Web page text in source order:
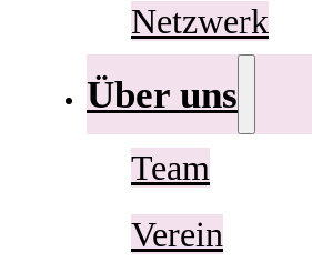
Netzwerk
Über uns
Team
Verein